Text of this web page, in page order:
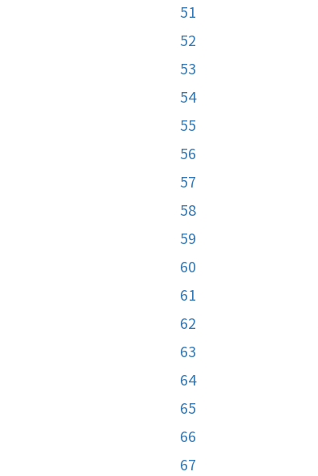
51
52
53
54
55
56
57
58
59
60
61
62
63
64
65
66
67